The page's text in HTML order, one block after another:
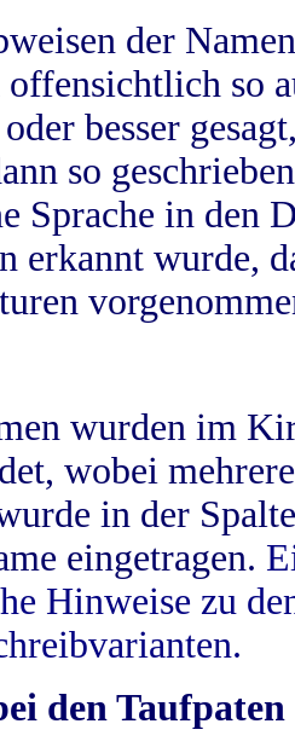
der
so
besser
so
Sprache in
erkannt wurde,
wurden im
wobei
in der
eingetragen.
Hinweise zu
den Taufpaten